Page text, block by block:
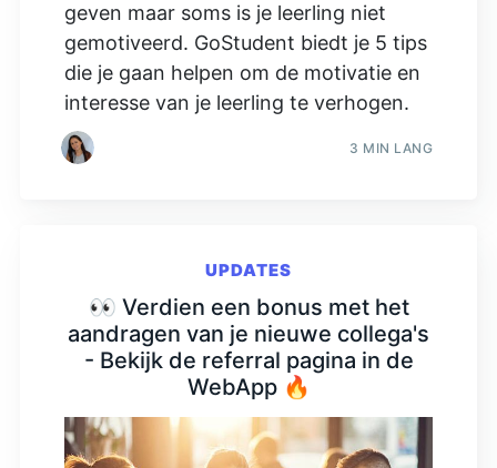
geven maar soms is je leerling niet
gemotiveerd. GoStudent biedt je 5 tips
die je gaan helpen om de motivatie en
interesse van je leerling te verhogen.
3 MIN LANG
UPDATES
👀 Verdien een bonus met het
aandragen van je nieuwe collega's
- Bekijk de referral pagina in de
WebApp 🔥